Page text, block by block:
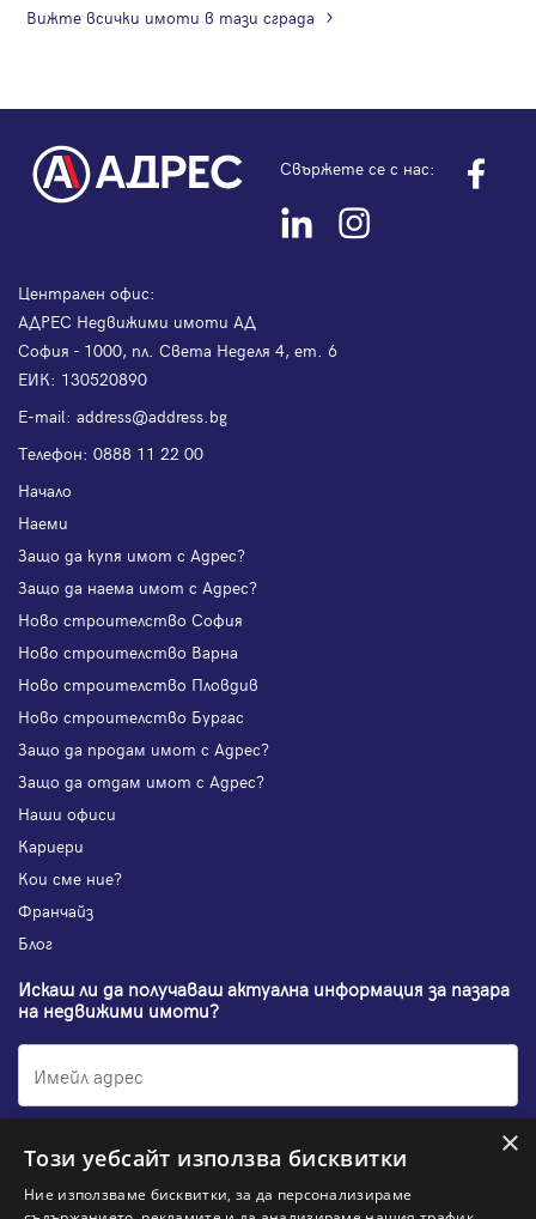
Вижте всички имоти в тази сграда
Свържете се с нас:
Централен офис:
АДРЕС Недвижими имоти АД
София - 1000, пл. Света Неделя 4, ет. 6
ЕИК: 130520890
Е-mail: address@address.bg
Телефон: 0888 11 22 00
Начало
Наеми
Защо да купя имот с Адрес?
Защо да наема имот с Адрес?
Ново строителство София
Ново строителство Варна
Ново строителство Пловдив
Ново строителство Бургас
Защо да продам имот с Адрес?
Защо да отдам имот с Адрес?
Наши офиси
Кариери
Кои сме ние?
Франчайз
Блог
Искаш ли да получаваш актуална информация за пазара
на недвижими имоти?
Абонирам се ×
Този уебсайт използва бисквитки
Ние използваме бисквитки, за да персонализираме